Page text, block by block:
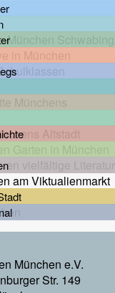
München e.V.
Str. 149